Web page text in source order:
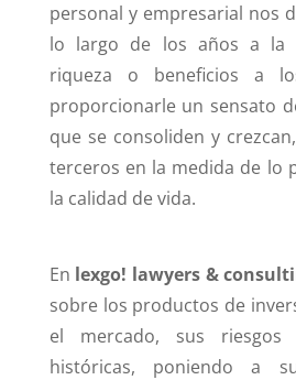
personal y empresarial nos
lo largo de los años a la
riqueza o beneficios a
proporcionarle un sensato
que se consoliden y
terceros en la medida de lo
la calidad de vida.
En lexgo! lawyers &
sobre los productos de
el mercado, sus riesgos
históricas, poniendo a